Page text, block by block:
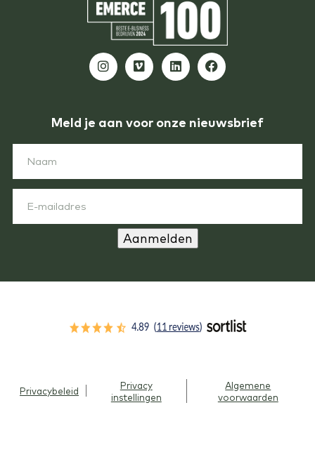
Meld je aan voor onze nieuwsbrief
Aanmelden
Privacybeleid
Privacy
instellingen
Algemene
voorwaarden